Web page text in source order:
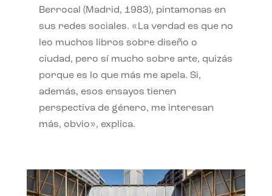
Berrocal (Madrid, 1983), pintamonas en
sus redes sociales. «La verdad es que no
leo muchos libros sobre diseño o
ciudad, pero sí mucho sobre arte, quizás
porque es lo que más me apela. Si,
además, esos ensayos tienen
perspectiva de género, me interesan
más, obvio», explica.